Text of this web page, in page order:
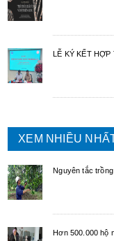
LỄ KÝ KẾT HỢP
XEM NHIỀU
Nguyên tắc
Hơn 500.000 hộ